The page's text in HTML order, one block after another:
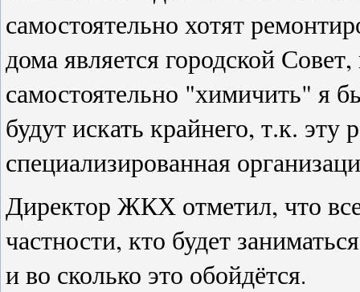
самостоятельно хотят
дома является городской
самостоятельно "химичить" я
будут искать крайнего, т.к.
специализированная
Директор ЖКХ отметил, что
частности, кто будет
и во сколько это обойдётся.